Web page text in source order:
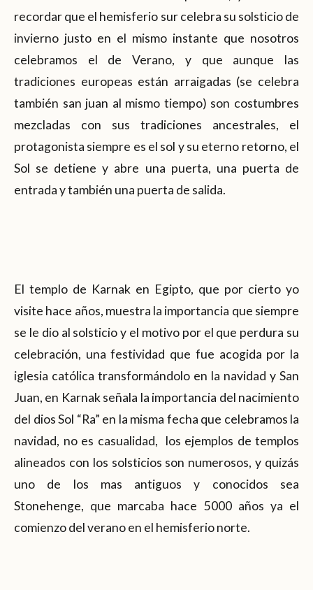
recordar que el hemisferio sur celebra su solsticio de
invierno justo en el mismo instante que nosotros
celebramos el de Verano, y que aunque las
tradiciones europeas están arraigadas (se celebra
también san juan al mismo tiempo) son costumbres
mezcladas con sus tradiciones ancestrales, el
protagonista siempre es el sol y su eterno retorno, el
Sol se detiene y abre una puerta, una puerta de
entrada y también una puerta de salida.
El templo de Karnak en Egipto, que por cierto yo
visite hace años, muestra la importancia que siempre
se le dio al solsticio y el motivo por el que perdura su
celebración, una festividad que fue acogida por la
iglesia católica transformándolo en la navidad y San
Juan, en Karnak señala la importancia del nacimiento
del dios Sol “Ra” en la misma fecha que celebramos la
navidad, no es casualidad, los ejemplos de templos
alineados con los solsticios son numerosos, y quizás
uno de los mas antiguos y conocidos sea
Stonehenge, que marcaba hace 5000 años ya el
comienzo del verano en el hemisferio norte.